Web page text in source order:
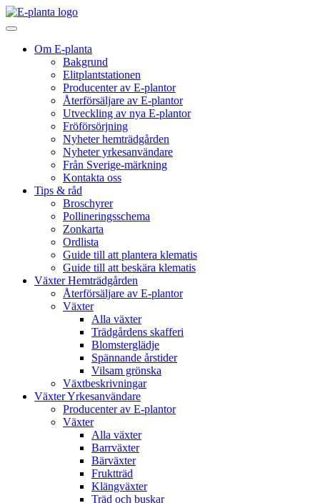
Hoppa till innehåll
Huvudnavigering
Om E-planta
Bakgrund
Elitplantstationen
Producenter av E-plantor
Återförsäljare av E-plantor
Utveckling av nya E-plantor
Fröförsörjning
Nyheter hemträdgården
Nyheter yrkesanvändare
Från Sverige-märkning
Kontakta oss
Tips & råd
Broschyrer
Pollineringsschema
Zonkarta
Ordlista
Guide till att plantera klematis
Guide till att beskära klematis
Växter Hemträdgården
Återförsäljare av E-plantor
Växter
Alla växter
Trädgårdens skafferi
Blomsterglädje
Spännande årstider
Vilsam grönska
Växtbeskrivningar
Växter Yrkesanvändare
Producenter av E-plantor
Växter
Alla växter
Barrväxter
Bärväxter
Fruktträd
Klängväxter
Träd och buskar